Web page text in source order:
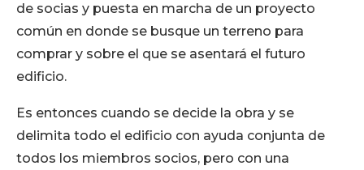
de socias y puesta en marcha de un proyecto
común en donde se busque un terreno para
comprar y sobre el que se asentará el futuro
edificio.
Es entonces cuando se decide la obra y se
delimita todo el edificio con ayuda conjunta de
todos los miembros socios, pero con una